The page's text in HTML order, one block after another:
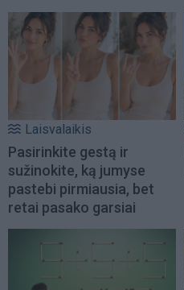
Laisvalaikis
Pasirinkite gestą ir
sužinokite, ką jumyse
pastebi pirmiausia, bet
retai pasako garsiai